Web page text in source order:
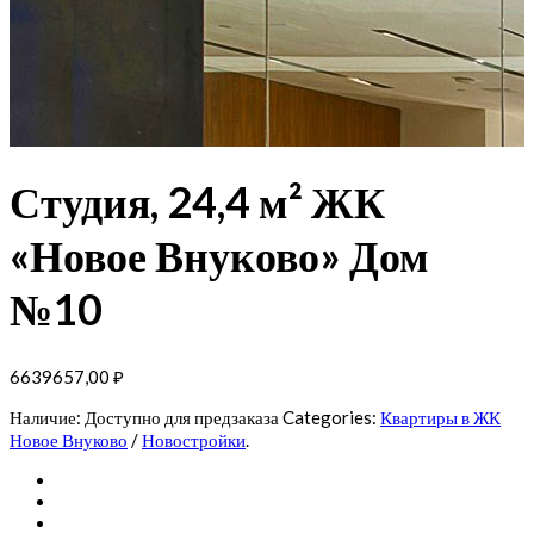
Студия, 24,4 м² ЖК
«Новое Внуково» Дом
№10
6639657,00 ₽
Наличие: Доступно для предзаказа Categories: Квартиры в ЖК
Новое Внуково /Новостройки.